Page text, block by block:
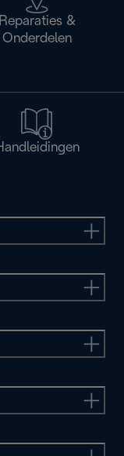
Reparaties &
Onderdelen